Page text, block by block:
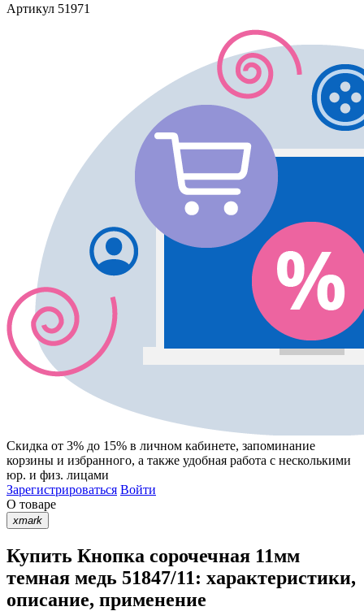
Артикул 51971
Скидка от 3% до 15% в личном кабинете, запоминание
корзины и избранного, а также удобная работа с несколькими
юр. и физ. лицами
Зарегистрироваться Войти
О товаре
xmark
Купить Кнопка сорочечная 11мм
темная медь 51847/11: характеристики,
описание, применение